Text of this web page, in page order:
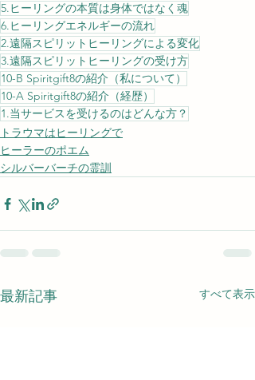
5.ヒーリングの本質は身体ではなく魂
6.ヒーリングエネルギーの流れ
2.遠隔スピリットヒーリングによる変化
3.遠隔スピリットヒーリングの受け方
10-B Spiritgift8の紹介（私について）
10-A Spiritgift8の紹介（経歴）
1.当サービスを受けるのはどんな方？
トラウマはヒーリングで
ヒーラーのポエム
シルバーバーチの霊訓
最新記事 すべて表示